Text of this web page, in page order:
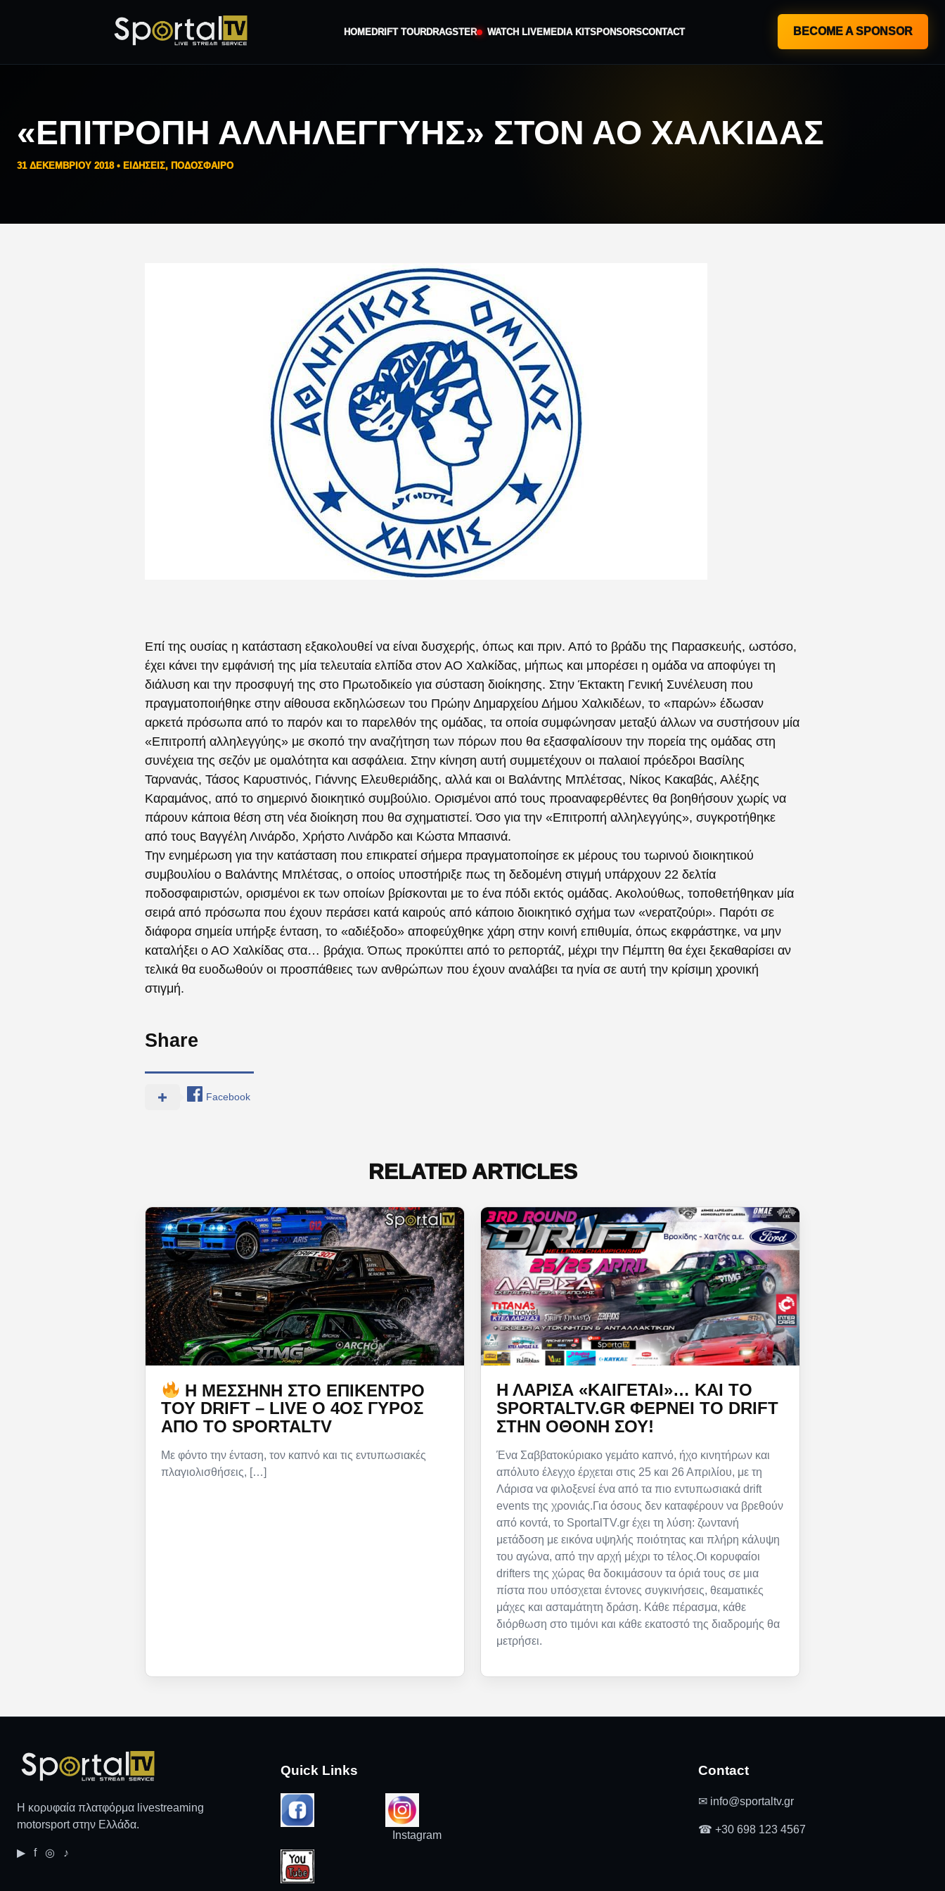
HOME DRIFT TOURDRAGSTER WATCH LIVE MEDIA KITSPONSORSCONTACT BECOME A SPONSOR
«ΕΠΙΤΡΟΠΉ ΑΛΛΗΛΕΓΓΎΗΣ» ΣΤΟΝ ΑΟ ΧΑΛΚΊΔΑΣ
31 ΔΕΚΕΜΒΡΊΟΥ 2018 • ΕΙΔΗΣΕΙΣ, ΠΟΔΟΣΦΑΙΡΟ
Επί της ουσίας η κατάσταση εξακολουθεί να είναι δυσχερής, όπως και πριν. Από το βράδυ της Παρασκευής, ωστόσο,
έχει κάνει την εμφάνισή της μία τελευταία ελπίδα στον ΑΟ Χαλκίδας, μήπως και μπορέσει η ομάδα να αποφύγει τη
διάλυση και την προσφυγή της στο Πρωτοδικείο για σύσταση διοίκησης. Στην Έκτακτη Γενική Συνέλευση που
πραγματοποιήθηκε στην αίθουσα εκδηλώσεων του Πρώην Δημαρχείου Δήμου Χαλκιδέων, το «παρών» έδωσαν
αρκετά πρόσωπα από το παρόν και το παρελθόν της ομάδας, τα οποία συμφώνησαν μεταξύ άλλων να συστήσουν μία
«Επιτροπή αλληλεγγύης» με σκοπό την αναζήτηση των πόρων που θα εξασφαλίσουν την πορεία της ομάδας στη
συνέχεια της σεζόν με ομαλότητα και ασφάλεια. Στην κίνηση αυτή συμμετέχουν οι παλαιοί πρόεδροι Βασίλης
Ταρνανάς, Τάσος Καρυστινός, Γιάννης Ελευθεριάδης, αλλά και οι Βαλάντης Μπλέτσας, Νίκος Κακαβάς, Αλέξης
Καραμάνος, από το σημερινό διοικητικό συμβούλιο. Ορισμένοι από τους προαναφερθέντες θα βοηθήσουν χωρίς να
πάρουν κάποια θέση στη νέα διοίκηση που θα σχηματιστεί. Όσο για την «Επιτροπή αλληλεγγύης», συγκροτήθηκε
από τους Βαγγέλη Λινάρδο, Χρήστο Λινάρδο και Κώστα Μπασινά.
Την ενημέρωση για την κατάσταση που επικρατεί σήμερα πραγματοποίησε εκ μέρους του τωρινού διοικητικού
συμβουλίου ο Βαλάντης Μπλέτσας, ο οποίος υποστήριξε πως τη δεδομένη στιγμή υπάρχουν 22 δελτία
ποδοσφαιριστών, ορισμένοι εκ των οποίων βρίσκονται με το ένα πόδι εκτός ομάδας. Ακολούθως, τοποθετήθηκαν μία
σειρά από πρόσωπα που έχουν περάσει κατά καιρούς από κάποιο διοικητικό σχήμα των «νερατζούρι». Παρότι σε
διάφορα σημεία υπήρξε ένταση, το «αδιέξοδο» αποφεύχθηκε χάρη στην κοινή επιθυμία, όπως εκφράστηκε, να μην
καταλήξει ο ΑΟ Χαλκίδας στα… βράχια.Όπως προκύπτει από το ρεπορτάζ, μέχρι την Πέμπτη θα έχει ξεκαθαρίσει αν
τελικά θα ευοδωθούν οι προσπάθειες των ανθρώπων που έχουν αναλάβει τα ηνία σε αυτή την κρίσιμη χρονική
στιγμή.
Share
Facebook
RELATED ARTICLES
Η ΜΕΣΣΉΝΗ ΣΤΟ ΕΠΊΚΕΝΤΡΟ
ΤΟΥ DRIFT – LIVE Ο 4ΟΣ ΓΎΡΟΣ
ΑΠΌ ΤΟ SPORTALTV
Με φόντο την ένταση, τον καπνό και τις εντυπωσιακές
πλαγιολισθήσεις, […]
Η ΛΆΡΙΣΑ «ΚΑΊΓΕΤΑΙ»… ΚΑΙ ΤΟ
SPORTALTV.GR ΦΈΡΝΕΙ ΤΟ DRIFT
ΣΤΗΝ ΟΘΌΝΗ ΣΟΥ!
Ένα Σαββατοκύριακο γεμάτο καπνό, ήχο κινητήρων και
απόλυτο έλεγχο έρχεται στις 25 και 26 Απριλίου, με τη
Λάρισα να φιλοξενεί ένα από τα πιο εντυπωσιακά drift
events της χρονιάς.Για όσους δεν καταφέρουν να βρεθούν
από κοντά, το SportalTV.gr έχει τη λύση: ζωντανή
μετάδοση με εικόνα υψηλής ποιότητας και πλήρη κάλυψη
του αγώνα, από την αρχή μέχρι το τέλος.Οι κορυφαίοι
drifters της χώρας θα δοκιμάσουν τα όριά τους σε μια
πίστα που υπόσχεται έντονες συγκινήσεις, θεαματικές
μάχες και ασταμάτητη δράση. Κάθε πέρασμα, κάθε
διόρθωση στο τιμόνι και κάθε εκατοστό της διαδρομής θα
μετρήσει.
Η κορυφαία πλατφόρμα livestreaming
motorsport στην Ελλάδα.
▶ f ◎ ♪
Quick Links
Instagram
Contact
✉ info@sportaltv.gr
☎ +30 698 123 4567